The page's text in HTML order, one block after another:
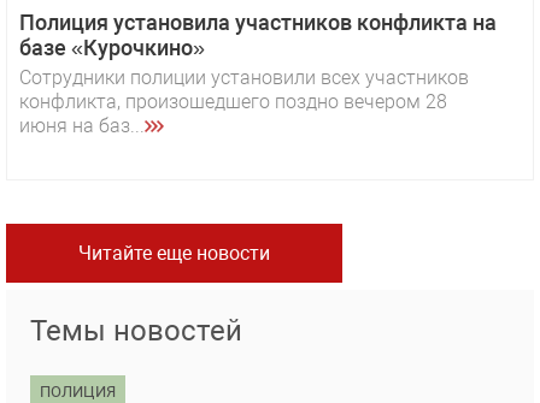
Полиция установила участников конфликта на
базе «Курочкино»
Сотрудники полиции установили всех участников
конфликта, произошедшего поздно вечером 28
июня на баз...
Читайте еще новости
Темы новостей
ПОЛИЦИЯ